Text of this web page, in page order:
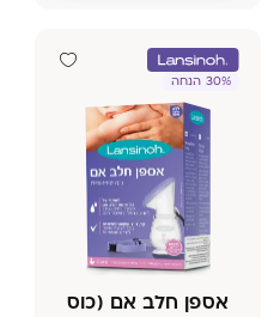
30% הנחה
אספן חלב אם (כוס